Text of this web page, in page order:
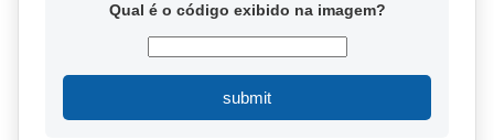
Qual é o código exibido na imagem?
submit